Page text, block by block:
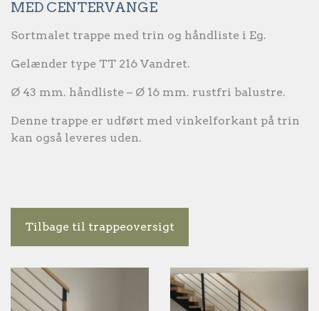
MED CENTERVANGE
Sortmalet trappe med trin og håndliste i Eg.
Gelænder type TT 216 Vandret.
Ø 43 mm. håndliste – Ø 16 mm. rustfri balustre.
Denne trappe er udført med vinkelforkant på trin
kan også leveres uden.
Tilbage til trappeoversigt